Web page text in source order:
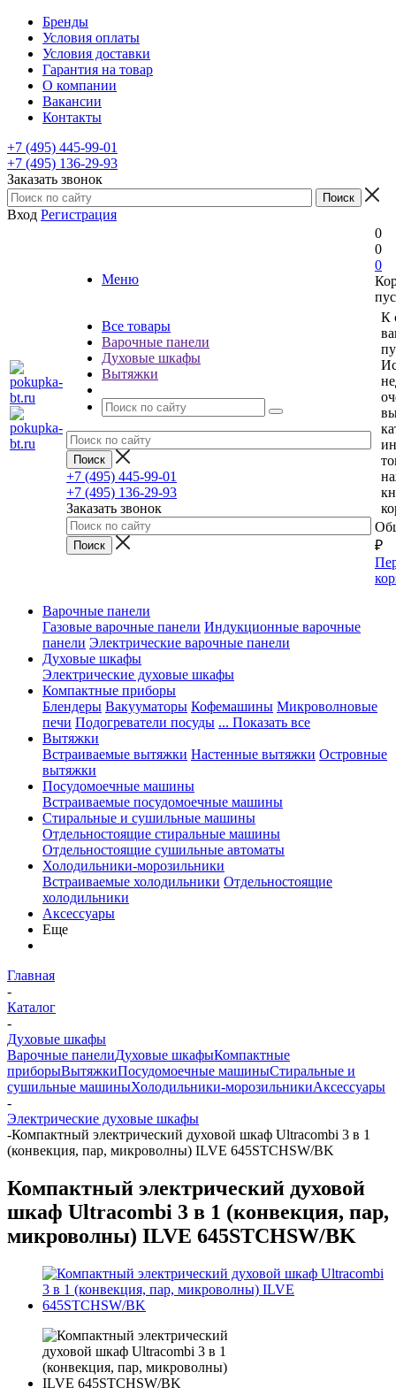
Бренды
Условия оплаты
Условия доставки
Гарантия на товар
О компании
Вакансии
Контакты
+7 (495) 445-99-01
+7 (495) 136-29-93
Заказать звонок
Вход Регистрация
Меню
Все товары
Варочные панели
Духовые шкафы
Вытяжки
+7 (495) 445-99-01
+7 (495) 136-29-93
Заказать звонок
0
0
0
К
₽
Варочные панели
Газовые варочные панели Индукционные варочные
панели Электрические варочные панели
Духовые шкафы
Электрические духовые шкафы
Компактные приборы
Блендеры Вакууматоры Кофемашины Микроволновые
печи Подогреватели посуды ... Показать все
Вытяжки
Встраиваемые вытяжки Настенные вытяжки Островные
вытяжки
Посудомоечные машины
Встраиваемые посудомоечные машины
Стиральные и сушильные машины
Отдельностоящие стиральные машины
Отдельностоящие сушильные автоматы
Холодильники-морозильники
Встраиваемые холодильники Отдельностоящие
холодильники
Аксессуары
Еще
Главная
-
Каталог
-
Духовые шкафы
Варочные панелиДуховые шкафыКомпактные
приборыВытяжкиПосудомоечные машиныСтиральные и
сушильные машиныХолодильники-морозильникиАксессуары
-
Электрические духовые шкафы
-Компактный электрический духовой шкаф Ultracombi 3 в 1
(конвекция, пар, микроволны) ILVE 645STCHSW/BK
Компактный электрический духовой
шкаф Ultracombi 3 в 1 (конвекция, пар,
микроволны) ILVE 645STCHSW/BK